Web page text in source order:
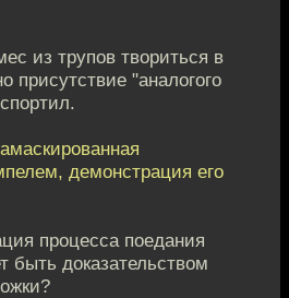
из трупов твориться в
присутствие "аналогого
демонстрация его
процесса поедания
быть доказательством